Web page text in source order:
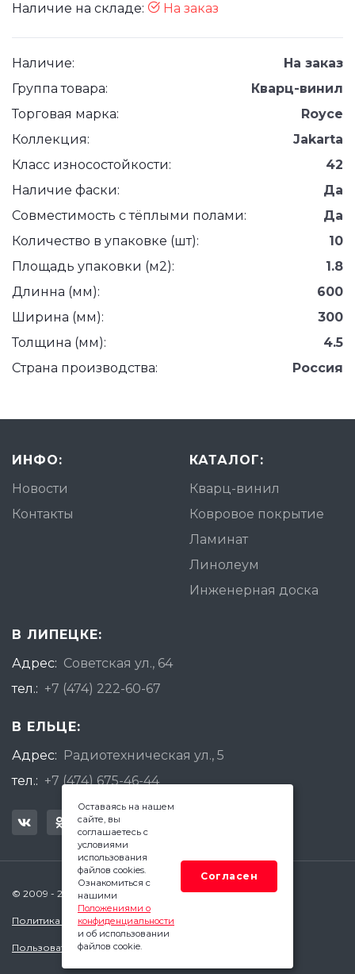
Наличие на складе: На заказ
Наличие:
На заказ
Группа товара:
Кварц-винил
Торговая марка:
Royce
Коллекция:
Jakarta
Класс износостойкости:
42
Наличие фаски:
Да
Совместимость с тёплыми полами:
Да
Количество в упаковке (шт):
10
Площадь упаковки (м2):
1.8
Длинна (мм):
600
Ширина (мм):
300
Толщина (мм):
4.5
Страна производства:
Россия
ИНФО:
Новости
Контакты
КАТАЛОГ:
Кварц-винил
Ковровое покрытие
Ламинат
Линолеум
Инженерная доска
В ЛИПЕЦКЕ:
Адрес: Советская ул., 64
тел.: +7 (474) 222-60-67
В ЕЛЬЦЕ:
Адрес: Радиотехническая ул., 5
тел.: +7 (474) 675-46-44
© 2009 - 2026 Квадратный Метр - Липецк
Политика конфиденциальности
Пользовательское соглашение
Оставаясь на нашем
сайте, вы
соглашаетесь с
условиями
использования
файлов cookies.
Ознакомиться с
нашими
Положениями о
конфиденциальности
и об использовании
файлов cookie.
Согласен